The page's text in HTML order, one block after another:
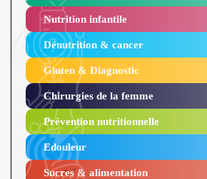
Nutrition infantile
Dénutrition & cancer
Gluten & Diagnostic
Chirurgies de la femme
Prévention nutritionnelle
Edouleur​
Sucres & alimentation​